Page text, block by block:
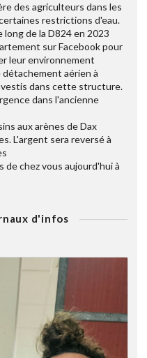
des agriculteurs dans les
restrictions d'eau.
de la D824 en 2023
sur Facebook pour
leur environnement
aérien à
dans cette structure.
dans l'ancienne
aux arènes de Dax
L'argent sera reversé à
de chez vous aujourd'hui à
d'infos